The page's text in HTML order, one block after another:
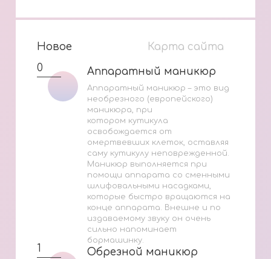
Новое
Карта сайта
0
Аппаратный маникюр
Аппаратный маникюр
Аппаратный маникюр – это вид
необрезного (европейского)
маникюра, при
котором кутикула
освобождается от
омертвевших клеток, оставляя
саму кутикулу неповрежденной.
Маникюр выполняется при
помощи аппарата со сменными
шлифовальными насадками,
которые быстро вращаются на
конце аппарата. Внешне и по
издаваемому звуку он очень
сильно напоминает
бормашинку.
1
Обрезной маникюр
Обрезной маникюр